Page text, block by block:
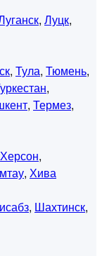
, Луцк,
, Тула, Тюмень,
,
, Термез,
Херсон,
, Хива
, Шахтинск,